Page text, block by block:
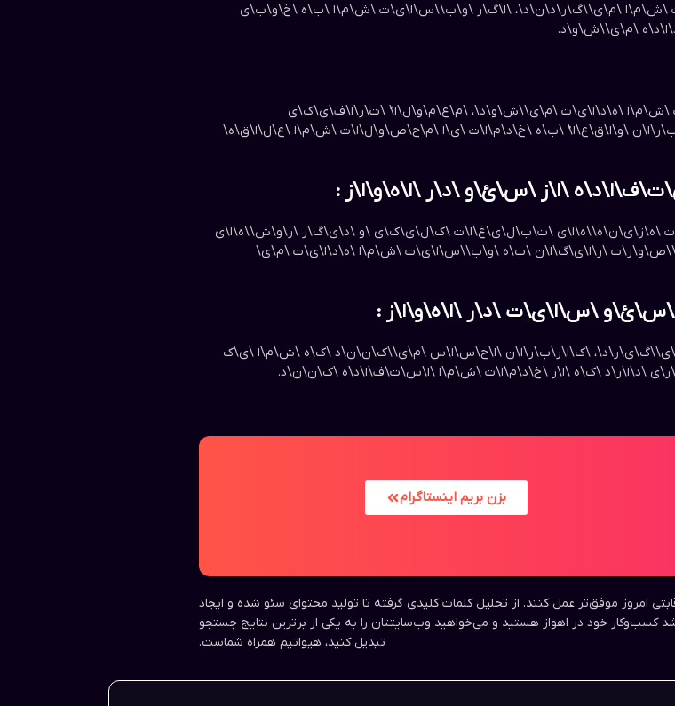
\ش\م\ا \م\ی\‌\گ\ر\د\ن\د\، \ا\گ\ر \و\ب\‌\س\ا\ی\ت \ش\م\ا \ب\ه \خ\و\ب\ی
\م\ی\‌\ش\و\د.
\ه\د\ا\ی\ت \م\ی\‌\ش\و\د\، \م\ع\م\و\ل\ا\ً \ت\ر\ا\ف\ی\ک\ی
\و\ا\ق\ع\ا\ً \ب\ه \خ\د\م\ا\ت \ی\ا \م\ح\ص\و\ل\ا\ت \ش\م\ا \ع\ل\ا\ق\ه\‌
\ا\ز \س\ئ\و \د\ر \ا\ه\و\ا\ز :
\ه\ز\ی\ن\ه\‌\ه\ا\ی \ت\ب\ل\ی\غ\ا\ت \ک\ل\ی\ک\ی \و \د\ی\گ\ر \ر\و\ش\‌\ه\ا\ی
\ر\ا\ی\گ\ا\ن \ب\ه \و\ب\‌\س\ا\ی\ت \ش\م\ا \ه\د\ا\ی\ت \م\ی\‌
\س\ا\ی\ت \د\ر \ا\ه\و\ا\ز :
\ک\ا\ر\ب\ر\ا\ن \ا\ح\س\ا\س \م\ی\‌\ک\ن\ن\د \ک\ه \ش\م\ا \ی\ک
\د\ا\ر\د \ک\ه \ا\ز \خ\د\م\ا\ت \ش\م\ا \ا\س\ت\ف\ا\د\ه \ک\ن\ن\د.
بزن بریم اینستاگرام
امروز موفق‌تر عمل کنند. از تحلیل کلمات کلیدی گرفته تا تولید محتوای سئو شده و ایجاد
کسب‌وکار خود در اهواز هستید و می‌خواهید وب‌سایتتان را به یکی از برترین نتایج جستجو
تبدیل کنید، هیواتیم همراه شماست.